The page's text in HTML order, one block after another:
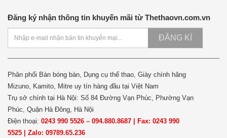
Đăng ký nhận thông tin khuyến mãi từ Thethaovn.com.vn
ĐĂNG KÍ
Phân phối Bàn bóng bàn, Dụng cụ thể thao, Giày chính hãng
Mizuno, Kamito, Mitre uy tín hàng đầu tại Việt Nam
Trụ sở chính tại Hà Nội: Số 84 Đường Vạn Phúc, Phường Vạn
Phúc, Quận Hà Đông, Hà Nội
Điện thoại: 0243 990 5526 – 094.880.8687 | Fax: 0243 990
5525 | Zalo: 09789.65.236